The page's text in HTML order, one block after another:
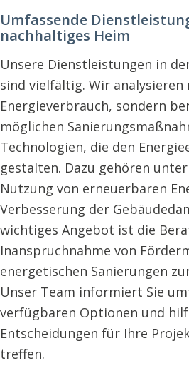
Umfassende
nachhaltiges Heim
Unsere Dienstleistungen in
sind vielfältig. Wir
Energieverbrauch, sondern
möglichen
Technologien, die den
gestalten. Dazu gehören
Nutzung von erneuerbaren
Verbesserung der
wichtiges Angebot ist die
Inanspruchnahme von
energetischen Sanierungen
Unser Team informiert Sie
verfügbaren Optionen und
Entscheidungen für Ihre
treffen.